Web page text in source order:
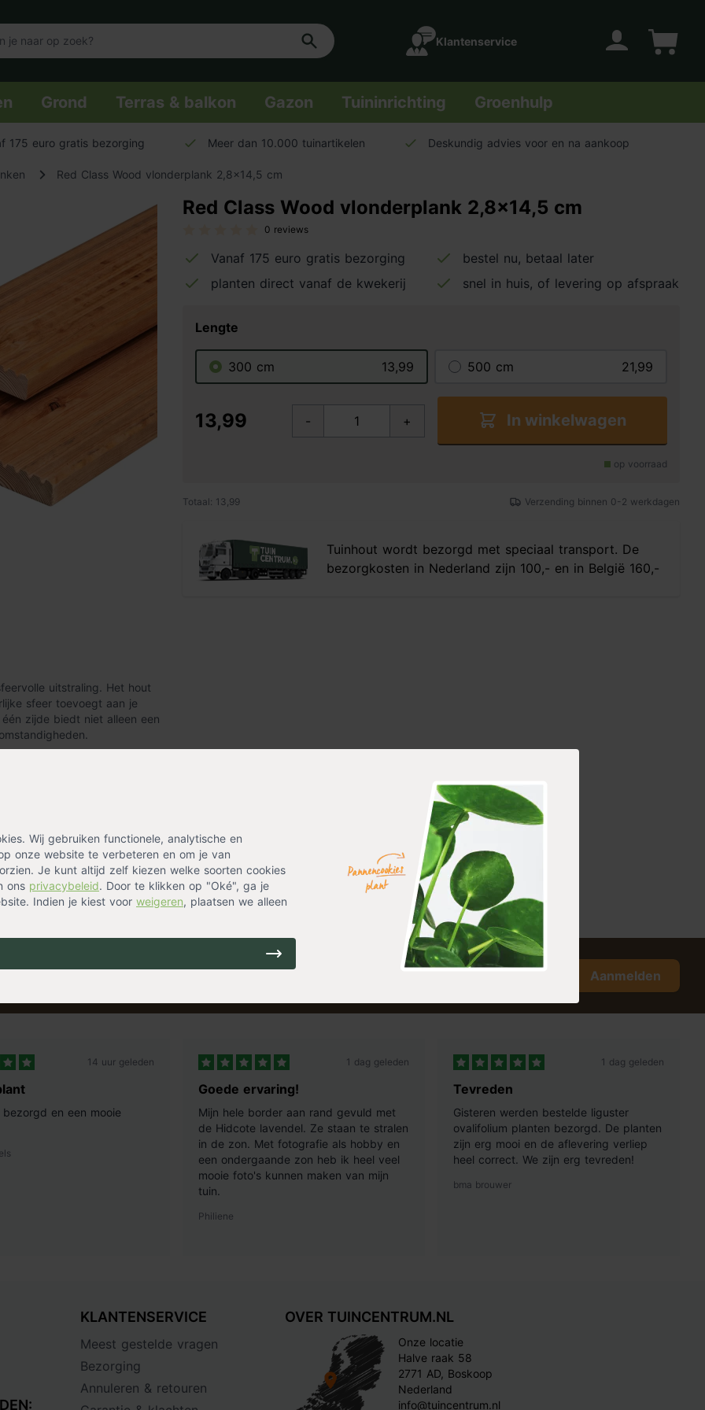
Klantenservice
Grond Terras & balkon Gazon Tuininrichting Groenhulp
Wij gebruiken functionele, analytische en
onze website te verbeteren en om je van
Je kunt altijd zelf kiezen welke soorten cookies
ons privacybeleid. Door te klikken op "Oké", ga je
Indien je kiest voor weigeren, plaatsen we alleen
175 euro gratis bezorging Meer dan 10.000 tuinartikelen Deskundig advies voor en na aankoop
Red Class Wood vlonderplank 2,8x14,5 cm
Red Class Wood vlonderplank 2,8x14,5 cm
0 reviews
Vanaf 175 euro gratis bezorging
bestel nu, betaal later
planten direct vanaf de kwekerij
snel in huis, of levering op afspraak
Lengte
300 cm 13,99 500 cm 21,99
13,99 - + In winkelwagen
op voorraad
Totaal: 13,99 Verzending binnen 0-2 werkdagen
Tuinhout wordt bezorgd met speciaal transport. De
bezorgkosten in Nederland zijn 100,- en in België 160,-
uitstraling. Het hout
sfeer toevoegt aan je
zijde biedt niet alleen een
speciaal gedroogd om
het hout tegen vocht en
een sterke basis.
product. De afmetingen
wil combineren in een
Laat je emailadres achter en ontvang eenmalig
Aanmelden
14 uur geleden
bezorgd en een mooie
1 dag geleden
Goede ervaring!
Mijn hele border aan rand gevuld met
de Hidcote lavendel. Ze staan te stralen
in de zon. Met fotografie als hobby en
een ondergaande zon heb ik heel veel
mooie foto's kunnen maken van mijn
tuin.
Philiene
1 dag geleden
Tevreden
Gisteren werden bestelde liguster
ovalifolium planten bezorgd. De planten
zijn erg mooi en de aflevering verliep
heel correct. We zijn erg tevreden!
bma brouwer
KLANTENSERVICE
Meest gestelde vragen
Bezorging
Annuleren & retouren
OVER TUINCENTRUM.NL
Onze locatie
Halve raak 58
2771 AD, Boskoop
Nederland
info@tuincentrum.nl